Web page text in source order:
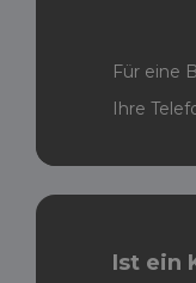
Für eine
Ihre
Ist ein